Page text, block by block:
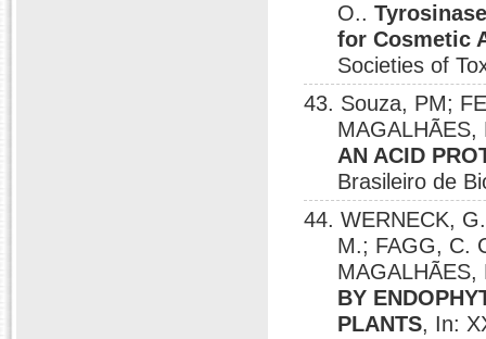
O..
for Cosmetic
Societies of
43. Souza, PM;
AN ACID
Brasileiro de
44. WERNECK,
M.; FAGG, C.
BY
PLANTS, In: